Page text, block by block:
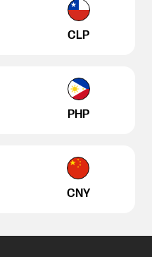
CLP
PHP
CNY